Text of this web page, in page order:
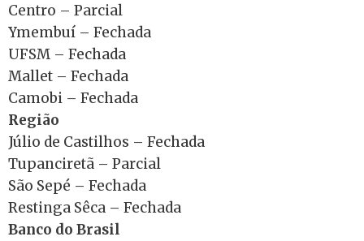
Centro – Parcial
Ymembuí – Fechada
UFSM – Fechada
Mallet – Fechada
Camobi – Fechada
Região
Júlio de Castilhos – Fechada
Tupanciretã – Parcial
São Sepé – Fechada
Restinga Sêca – Fechada
Banco do Brasil